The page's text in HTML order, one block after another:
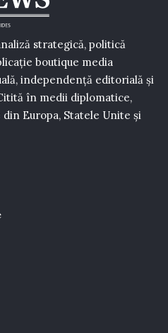
strategică, politică
boutique media
independență editorială și
în medii diplomatice,
Europa, Statele Unite și